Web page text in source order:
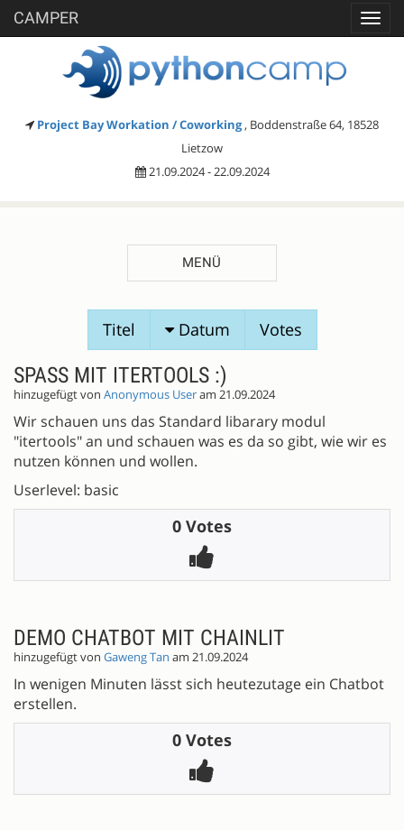
CAMPER
Project Bay Workation / Coworking , Boddenstraße 64, 18528
Lietzow
21.09.2024 - 22.09.2024
MENÜ
SESSIONVORSCHLÄGE
Titel Datum Votes
SPASS MIT ITERTOOLS :)
hinzugefügt von Anonymous Useram 21.09.2024
Wir schauen uns das Standard libarary modul
"itertools" an und schauen was es da so gibt, wie wir es
nutzen können und wollen.
Userlevel: basic
0 Votes
DEMO CHATBOT MIT CHAINLIT
hinzugefügt von Gaweng Tan am 21.09.2024
In wenigen Minuten lässt sich heutezutage ein Chatbot
erstellen.
0 Votes